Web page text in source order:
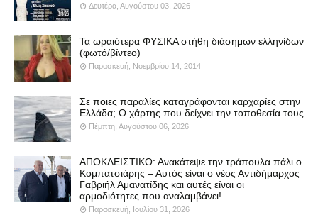
Δευτέρα, Αυγούστου 03, 2026
Τα ωραιότερα ΦΥΣΙΚΑ στήθη διάσημων ελληνίδων
(φωτό/βίντεο)
Παρασκευή, Νοεμβρίου 14, 2014
Σε ποιες παραλίες καταγράφονται καρχαρίες στην
Ελλάδα; Ο χάρτης που δείχνει την τοποθεσία τους
Πέμπτη, Αυγούστου 06, 2026
ΑΠΟΚΛΕΙΣΤΙΚΟ: Ανακάτεψε την τράπουλα πάλι ο
Κομπατσιάρης – Αυτός είναι ο νέος Αντιδήμαρχος
Γαβριήλ Αμανατίδης και αυτές είναι οι
αρμοδιότητες που αναλαμβάνει!
Παρασκευή, Ιουλίου 31, 2026